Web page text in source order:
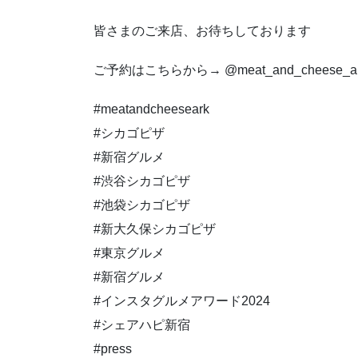
皆さまのご来店、お待ちしております
ご予約はこちらから→
#meatandcheeseark
#シカゴピザ
#新宿グルメ
#渋谷シカゴピザ
#池袋シカゴピザ
#新大久保シカゴピザ
#東京グルメ
#新宿グルメ
#インスタグルメアワード2024
#シェアハピ新宿
#press